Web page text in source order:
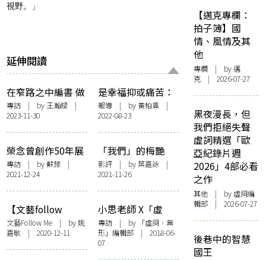
視野。」
延伸閱讀
在窄路之中編書 做
一顆會發光的微塵
——訪中華書局編
輯葉秋弦
專訪 | by 王瀚樑 |
2023-11-30
是幸福抑或痛苦：
「終把他鄉作故鄉
──葉靈鳳與香港
文史研究」講座紀
錄
報導| by 黃柏熹|
2022-08-23
榮念曾創作50年展
思考過去、現在與
未來 策展人劉小
康：是香港文化發
展的參考
專訪 | by 蘇菲 |
2021-12-24
「我們」的梅艷
芳：《梅艷芳》的
親情和愛情
影評| by葉嘉詠|
2021-11-26
【文藝follow
me】《字型城市
——香港造字匠》
香港也有職人 郭斯
文藝Follow Me | by姚
嘉敏 | 2020-12-11
小思老師 X「虛
詞」訪談︰網絡文
化與文學推廣
專訪| by 「虛詞．無
形」編輯部 | 2018-06-
07
【邁克專欄：
拍子簿】國
情、風情及其
他
專欄 | by邁
克 | 2026-07-27
黑夜漫長，但
我們拒絕失聲
虛詞精選「歐
亞紀錄片週
2026」4部必看
之作
其他 | by 虛詞編
輯部 | 2026-07-27
後巷中的智慧
國王